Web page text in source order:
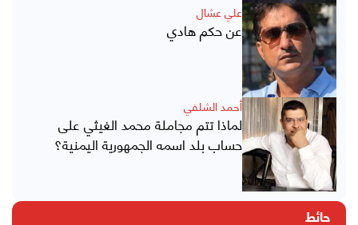
علي عشال
عن حكم هادي
أحمد الشلفي
لماذا تتم مجاملة محمد الغيثي على
حساب بلد اسمه الجمهورية اليمنية؟
حائط